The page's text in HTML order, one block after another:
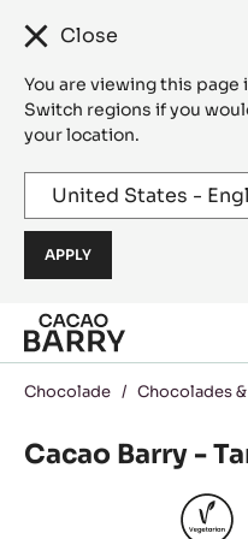
Close
You are viewing this
Switch regions if you
your location.
Skip to main content
Chocolade / Chocolades
Cacao Barry -